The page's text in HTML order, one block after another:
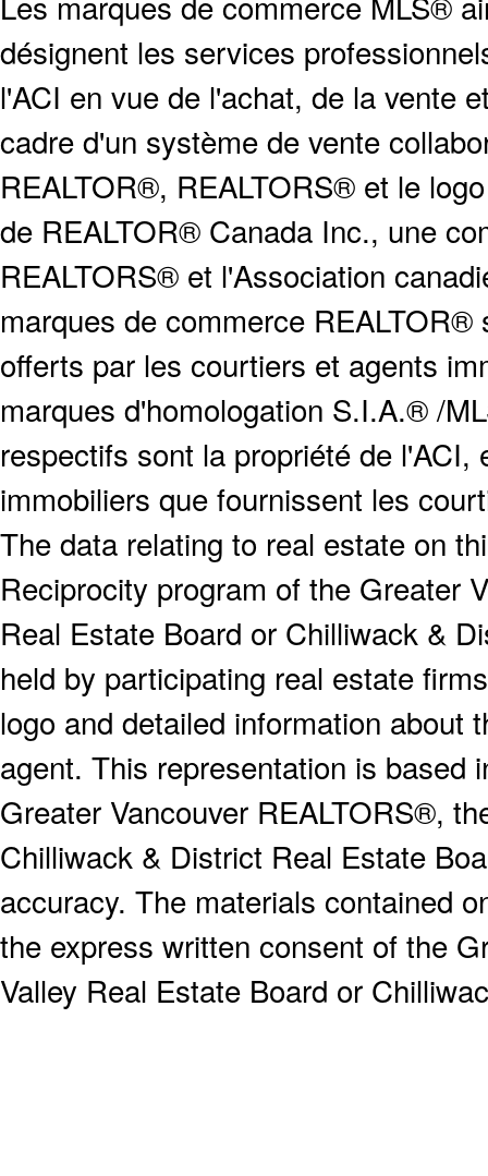
désignent les services
l'ACI en vue de l'achat, de la vente
cadre d'un système de vente
REALTOR®, REALTORS® et le
de REALTOR® Canada Inc., une
REALTORS® et l'Association
marques de commerce
offerts par les courtiers et agents
marques d'homologation S.I.A.® /
respectifs sont la propriété de
immobiliers que fournissent les
The data relating to real estate on
Reciprocity program of the Greater
Real Estate Board or Chilliwack &
held by participating real estate
logo and detailed information about
agent. This representation is based
Greater Vancouver REALTORS®,
Chilliwack & District Real Estate
accuracy. The materials contained
the express written consent of the
Valley Real Estate Board or